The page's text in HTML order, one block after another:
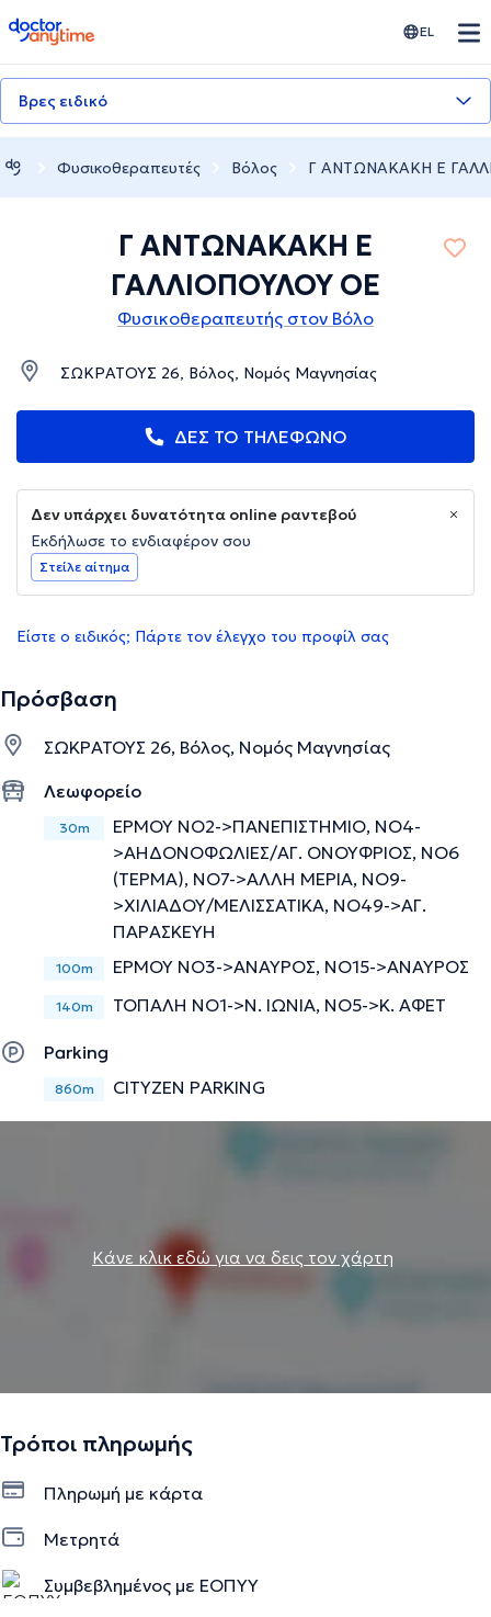
doctoranytime EL
Βρες ειδικό
Φυσικοθεραπευτές Βόλος Γ ΑΝΤΩΝΑΚΑΚΗ Ε
Γ ΑΝΤΩΝΑΚΑΚΗ Ε
ΓΑΛΛΙΟΠΟΥΛΟΥ ΟΕ
Φυσικοθεραπευτής στον Βόλο
ΣΩΚΡΑΤΟΥΣ 26, Βόλος, Νομός Μαγνησίας
ΔΕΣ ΤΟ ΤΗΛΕΦΩΝΟ
Δεν υπάρχει δυνατότητα online ραντεβού
Εκδήλωσε το ενδιαφέρον σου
Στείλε αίτημα
Είστε ο ειδικός; Πάρτε τον έλεγχο του προφίλ σας
Πρόσβαση
ΣΩΚΡΑΤΟΥΣ 26, Βόλος, Νομός Μαγνησίας
Λεωφορείο
30m
ΕΡΜΟΥ ΝΟ2->ΠΑΝΕΠΙΣΤΗΜΙΟ, ΝΟ4-
>ΑΗΔΟΝΟΦΩΛΙΕΣ/ΑΓ. ΟΝΟΥΦΡΙΟΣ, ΝΟ6
(ΤΕΡΜΑ), ΝΟ7->ΑΛΛΗ ΜΕΡΙΑ, ΝΟ9-
>ΧΙΛΙΑΔΟΥ/ΜΕΛΙΣΣΑΤΙΚΑ, ΝΟ49->ΑΓ.
ΠΑΡΑΣΚΕΥΗ
100m ΕΡΜΟΥ ΝΟ3->ΑΝΑΥΡΟΣ, ΝΟ15->ΑΝΑΥΡΟΣ
140m ΤΟΠΑΛΗ ΝΟ1->Ν. ΙΩΝΙΑ, ΝΟ5->Κ. ΑΦΕΤ
Parking
860m CITYZEN PARKING
Κάνε κλικ εδώ για να δεις τον χάρτη
Τρόποι πληρωμής
Πληρωμή με κάρτα
Μετρητά
Συμβεβλημένος με ΕΟΠΥΥ